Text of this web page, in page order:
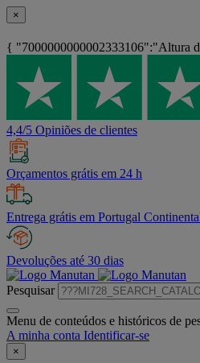
×
{ "7000000000002333106":"Altura
4,4/5 Opiniões de clientes
Orçamentos grátis em 24 h
Entrega grátis em Portugal
Devoluções até 30 dias
Pesquisar
Menu de conteúdos e históricos de
A minha conta Identificar-se
×